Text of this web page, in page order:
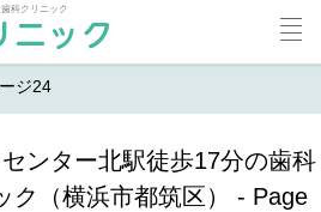
科クリニック
ジ24
ンター北駅徒歩17分の歯科
ク（横浜市都筑区） - Page